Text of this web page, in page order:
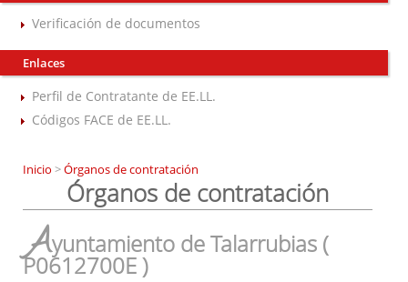
Verificación de documentos
Enlaces
Perfil de Contratante de EE.LL.
Códigos FACE de EE.LL.
Inicio >Órganos de contratación
Órganos de contratación
Ayuntamiento de Talarrubias (
P0612700E )